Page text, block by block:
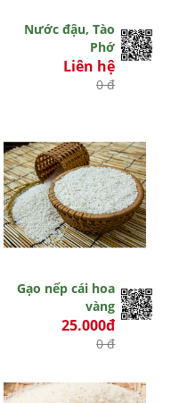
Nước đậu, Tào
Phớ
Liên hệ
0 đ
Gạo nếp cái hoa
vàng
25.000đ
0 đ